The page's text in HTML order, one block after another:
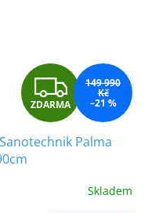
Z
D
A
R
ZDARMA
149 990
Kč
–21 %
Palma
Skladem